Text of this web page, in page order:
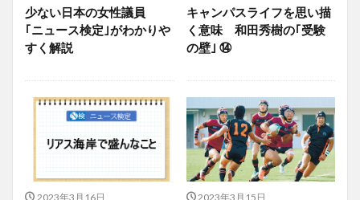
少ない日本の女性議員
｢ニュース検定｣がわかりや
すく解説
キャンパスライフを思い描
く意味 和田秀樹の｢受験
の壁｣ ⑭
2023年3月16日 2023年3月15日